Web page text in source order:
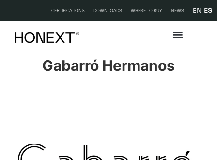
CERTIFICATIONS DOWNLOADS WHERE TO BUY NEWS EN ES
Gabarró Hermanos